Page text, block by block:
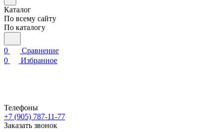
Каталог
По всему сайту
По каталогу
0
Сравнение
0
Избранное
Телефоны
+7 (905) 787-11-77
Заказать звонок